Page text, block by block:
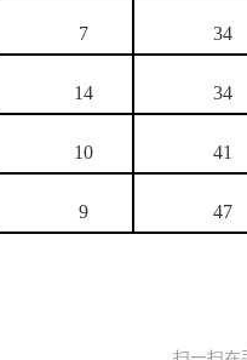
7 34
14 34
10 41
9 47